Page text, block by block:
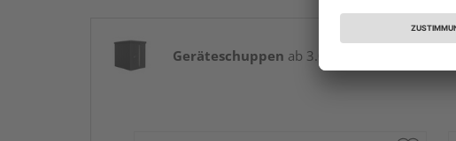
Geräteschuppen ab 3.099,00 € / Stk.